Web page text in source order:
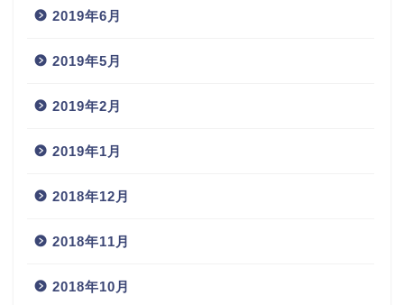
2019年6月
2019年5月
2019年2月
2019年1月
2018年12月
2018年11月
2018年10月